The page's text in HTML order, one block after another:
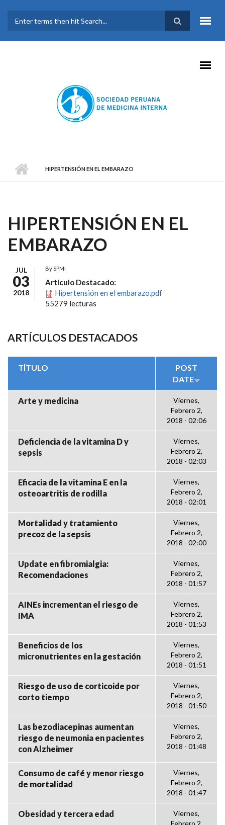
FORMULARIO DE
BÚSQUEDA
HIPERTENSIÓN EN EL EMBARAZO
HIPERTENSIÓN EN EL
EMBARAZO
JUL
03
2018
BySPMI
Artículo Destacado:
Hipertensión en el embarazo.pdf
55279 lecturas
ARTÍCULOS DESTACADOS
TÍTULO
POST
DATE
Arte y medicina
Viernes,
Febrero 2,
2018 - 02:06
Deficiencia de la vitamina D y
sepsis
Viernes,
Febrero 2,
2018 - 02:03
Eficacia de la vitamina E en la
osteoartritis de rodilla
Viernes,
Febrero 2,
2018 - 02:01
Mortalidad y tratamiento
precoz de la sepsis
Viernes,
Febrero 2,
2018 - 02:00
Update en fibromialgia:
Recomendaciones
Viernes,
Febrero 2,
2018 - 01:57
AINEs incrementan el riesgo de
IMA
Viernes,
Febrero 2,
2018 - 01:53
Beneficios de los
micronutrientes en la gestación
Viernes,
Febrero 2,
2018 - 01:51
Riesgo de uso de corticoide por
corto tiempo
Viernes,
Febrero 2,
2018 - 01:50
Las bezodiacepinas aumentan
riesgo de neumonia en pacientes
con Alzheimer
Viernes,
Febrero 2,
2018 - 01:48
Consumo de café y menor riesgo
de mortalidad
Viernes,
Febrero 2,
2018 - 01:47
Obesidad y tercera edad
Viernes,
Febrero 2,